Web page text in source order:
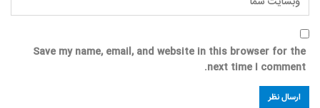
Save my name, email, and website in this browser for the
next time I comment.